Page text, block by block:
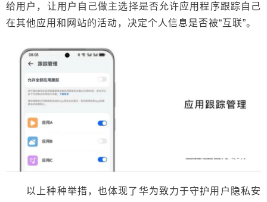
给用户，让用户自己做主选择是否允许应用程序跟踪自己
在其他应用和网站的活动，决定个人信息是否被“互联”。
以上种种举措，也体现了华为致力于守护用户隐私安